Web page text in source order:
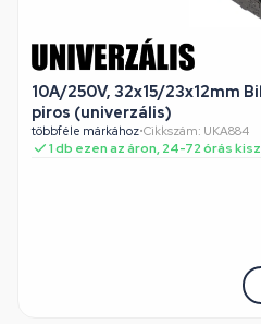
10A/250V, 32x15/23x12mm
piros (univerzális)
többféle márkához•Cikkszám: UKA884
1 db ezen az áron, 24-72 órás